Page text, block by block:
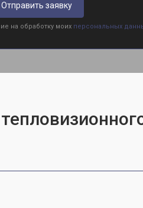
Отправить заявку
на обработку моих персональных